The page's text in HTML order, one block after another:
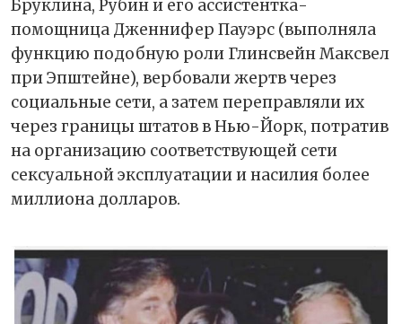
Бруклина, Рубин и его ассистентка-
помощница Дженнифер Пауэрс (выполняла
функцию подобную роли Глинсвейн Максвел
при Эпштейне), вербовали жертв через
социальные сети, а затем переправляли их
через границы штатов в Нью-Йорк, потратив
на организацию соответствующей сети
сексуальной эксплуатации и насилия более
миллиона долларов.